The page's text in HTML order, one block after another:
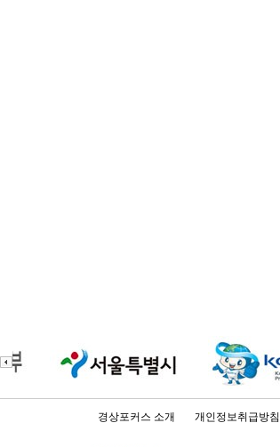
경상포커스 소개 개인정보취급방침